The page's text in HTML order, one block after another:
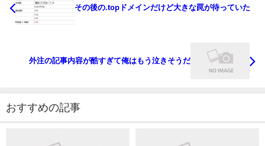
その後の.topドメインだけど大きな罠が待っていた
外注の記事内容が酷すぎて俺はもう泣きそうだ
おすすめの記事